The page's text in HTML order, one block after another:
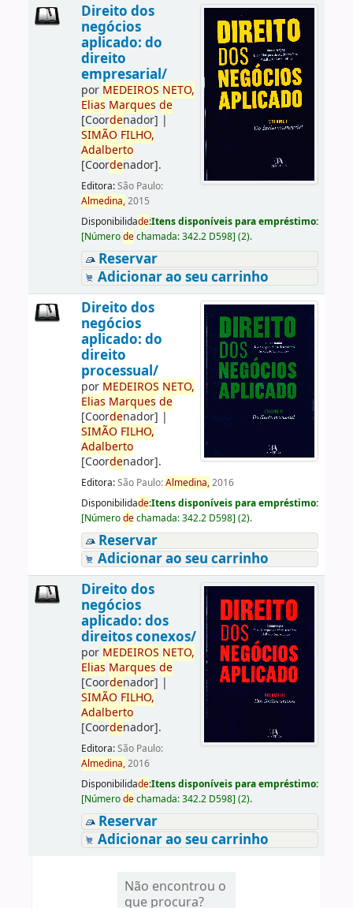
Direito dos
negócios
aplicado: do
direito
empresarial/
por MEDEIROS NETO,
Elias Marques de
[Coordenador] |
SIMÃO FILHO,
Adalberto
[Coordenador].
Editora:São Paulo:
Almedina,2015
Disponibilidade:Itens disponíveis para empréstimo:
[Númerodechamada:342.2 D598] (2).
Reservar
Adicionar ao seu carrinho
Direito dos
negócios
aplicado: do
direito
processual/
por MEDEIROS NETO,
Elias Marques de
[Coordenador] |
SIMÃO FILHO,
Adalberto
[Coordenador].
Editora:São Paulo:Almedina,2016
Disponibilidade:Itens disponíveis para empréstimo:
[Númerodechamada:342.2 D598] (2).
Reservar
Adicionar ao seu carrinho
Direito dos
negócios
aplicado: dos
direitos conexos/
por MEDEIROS NETO,
Elias Marques de
[Coordenador] |
SIMÃO FILHO,
Adalberto
[Coordenador].
Editora:São Paulo:
Almedina,2016
Disponibilidade:Itens disponíveis para empréstimo:
[Númerodechamada:342.2 D598] (2).
Reservar
Adicionar ao seu carrinho
Não encontrou o
que procura?